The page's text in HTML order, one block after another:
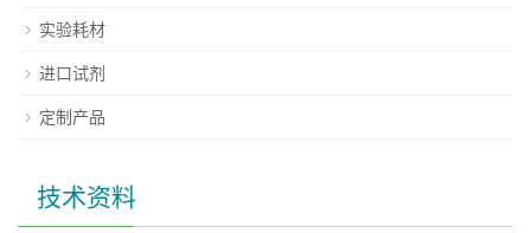
实验耗材
进口试剂
定制产品
技术资料